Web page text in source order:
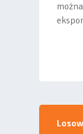
wiąże